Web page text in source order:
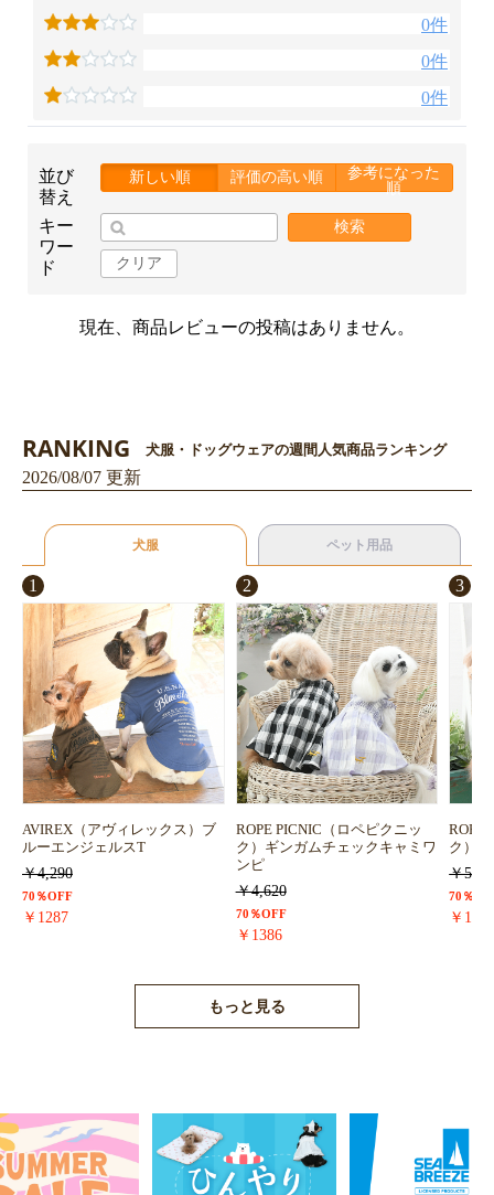
お買い物を続ける カートへ進む
0件
0件
0件
並び
替え
新しい順 評価の高い順
参考になった
順
キー
ワー
ド
検索
クリア
現在、商品レビューの投稿はありません。
RANKING 犬服・ドッグウェアの週間人気商品ランキング
2026/08/07 更新
犬服 ペット用品
1
AVIREX（アヴィレックス）ブ
ルーエンジェルスT
￥4,290
70％OFF
￥1287
2
ROPE PICNIC（ロペピクニッ
ク）ギンガムチェックキャミワ
ンピ
￥4,620
70％OFF
￥1386
3
ROPE
ク）
￥
70％
￥
もっと見る